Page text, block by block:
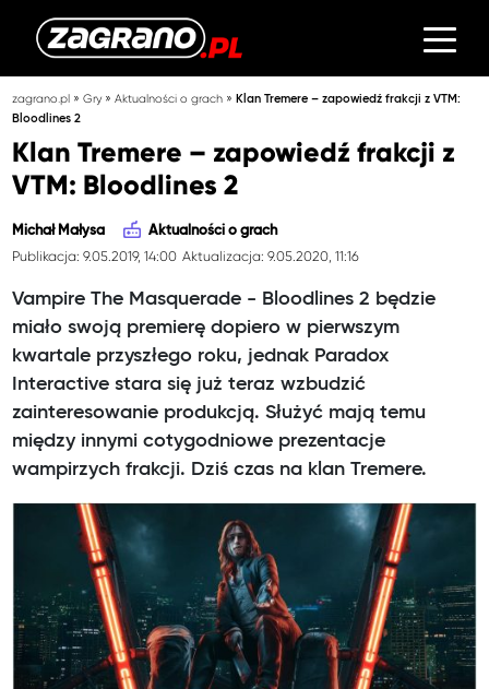
zagrano.pl »Gry»Aktualności o grach »Klan Tremere – zapowiedź frakcji z VTM:
Bloodlines 2
Klan Tremere – zapowiedź frakcji z
VTM: Bloodlines 2
Michał Małysa Aktualności o grach
Publikacja: 9.05.2019, 14:00 Aktualizacja: 9.05.2020, 11:16
Vampire The Masquerade - Bloodlines 2 będzie
miało swoją premierę dopiero w pierwszym
kwartale przyszłego roku, jednak Paradox
Interactive stara się już teraz wzbudzić
zainteresowanie produkcją. Służyć mają temu
między innymi cotygodniowe prezentacje
wampirzych frakcji. Dziś czas na klan Tremere.